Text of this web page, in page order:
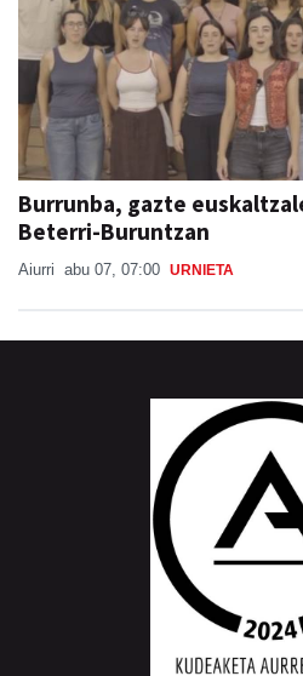
Burrunba, gazte
Beterri-Buruntzan
Aiurri abu 07, 07:00 URNIETA